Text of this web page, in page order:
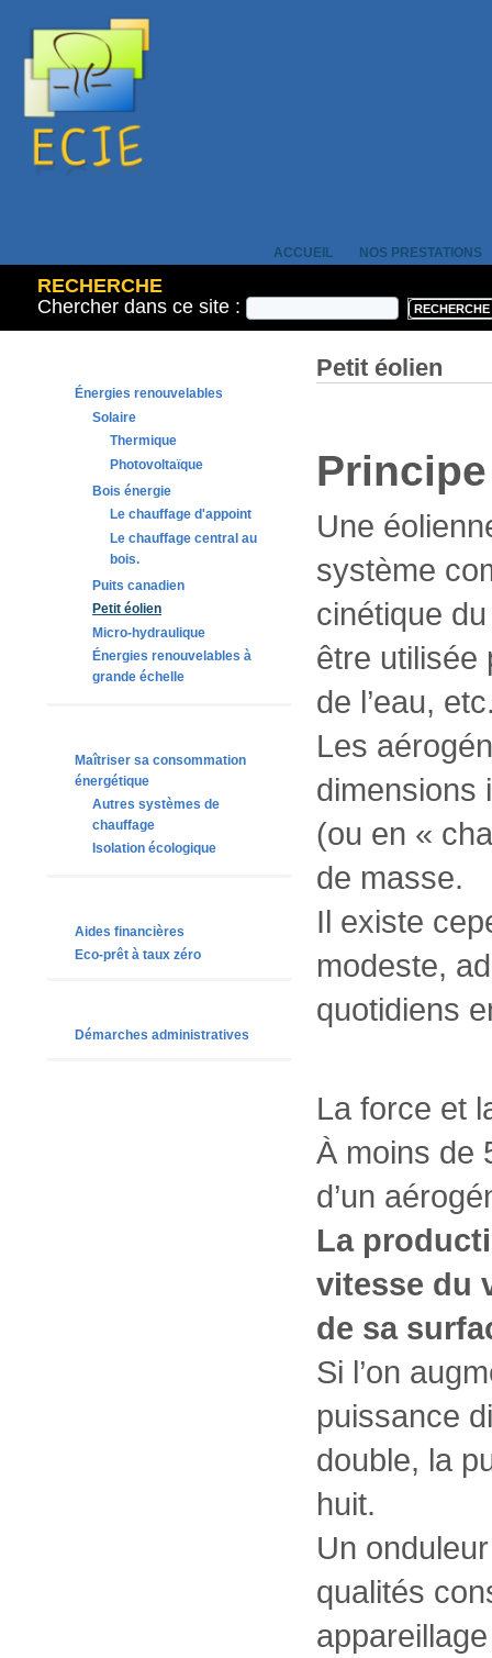
ACCUEIL NOS PRESTATIONS
RECHERCHE
Chercher dans ce site :
Énergies renouvelables
Solaire
Thermique
Photovoltaïque
Bois énergie
Le chauffage d'appoint
Le chauffage central au
bois.
Puits canadien
Petit éolien
Micro-hydraulique
Énergies renouvelables à
grande échelle
Maîtriser sa consommation
énergétique
Autres systèmes de
chauffage
Isolation écologique
Aides financières
Eco-prêt à taux zéro
Démarches administratives
Petit éolien
Principe
Une
système
cinétique
être utilisée
de l’eau,
Les
dimensions
(ou en «
de masse.
Il existe
modeste,
quotidiens
La force et
À moins de
d’un
La
vitesse du
de sa
Si l’on
puissance
double, la
huit.
Un
qualités